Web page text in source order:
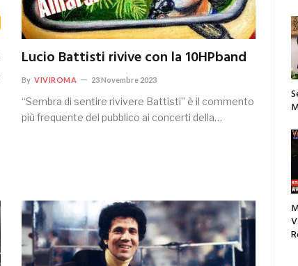
Lucio Battisti rivive con la 10HPband
By VIVIROMA 23 Novembre 2023
“Sembra di sentire rivivere Battisti” è il commento
più frequente del pubblico ai concerti della…